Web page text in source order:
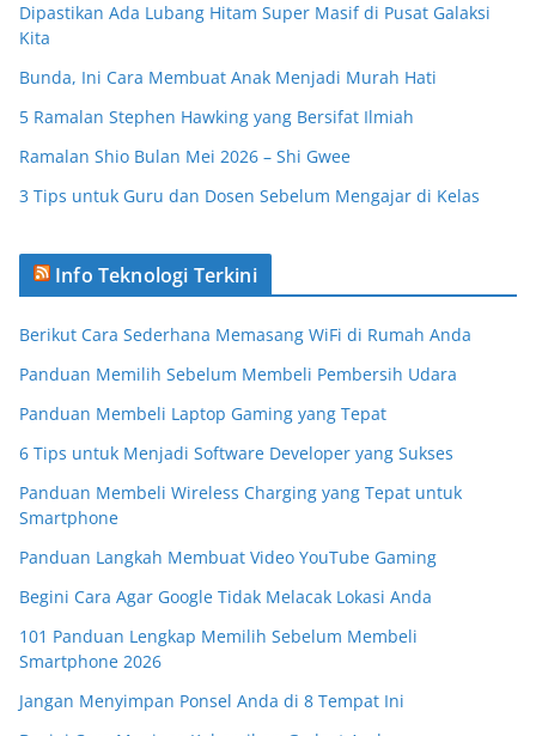
Dipastikan Ada Lubang Hitam Super Masif di Pusat Galaksi
Kita
Bunda, Ini Cara Membuat Anak Menjadi Murah Hati
5 Ramalan Stephen Hawking yang Bersifat Ilmiah
Ramalan Shio Bulan Mei 2026 – Shi Gwee
3 Tips untuk Guru dan Dosen Sebelum Mengajar di Kelas
Info Teknologi Terkini
Berikut Cara Sederhana Memasang WiFi di Rumah Anda
Panduan Memilih Sebelum Membeli Pembersih Udara
Panduan Membeli Laptop Gaming yang Tepat
6 Tips untuk Menjadi Software Developer yang Sukses
Panduan Membeli Wireless Charging yang Tepat untuk
Smartphone
Panduan Langkah Membuat Video YouTube Gaming
Begini Cara Agar Google Tidak Melacak Lokasi Anda
101 Panduan Lengkap Memilih Sebelum Membeli
Smartphone 2026
Jangan Menyimpan Ponsel Anda di 8 Tempat Ini